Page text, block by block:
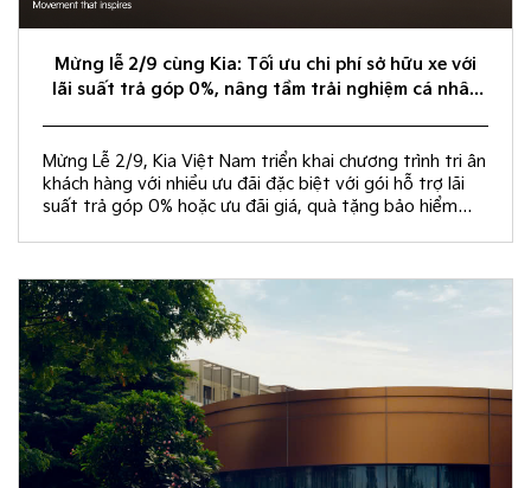
Mừng lễ 2/9 cùng Kia: Tối ưu chi phí sở hữu xe với
lãi suất trả góp 0%, nâng tầm trải nghiệm cá nhân
Mừng Lễ 2/9, Kia Việt Nam triển khai chương trình tri ân
khách hàng với nhiều ưu đãi đặc biệt với gói hỗ trợ lãi
suất trả góp 0% hoặc ưu đãi giá, quà tặng bảo hiểm